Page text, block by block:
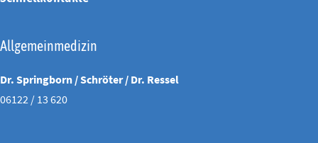
Allgemeinmedizin
Dr. Springborn / Schröter / Dr. Ressel
06122 / 13 620